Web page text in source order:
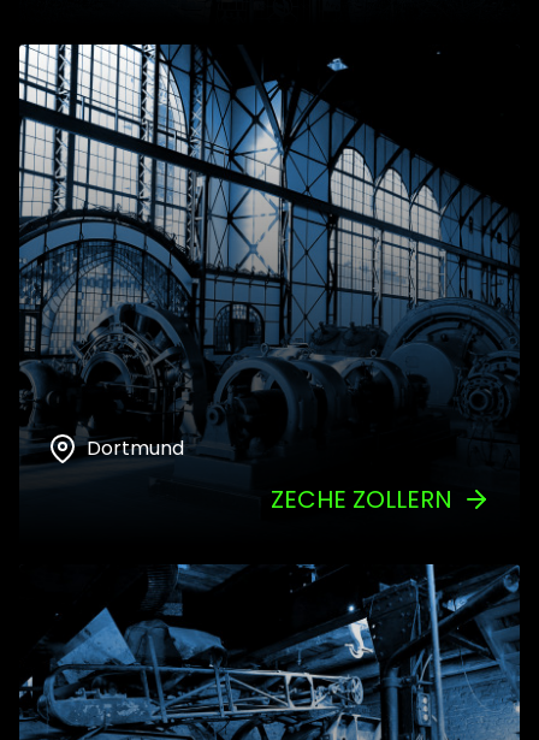
Dortmund
ZECHE ZOLLERN